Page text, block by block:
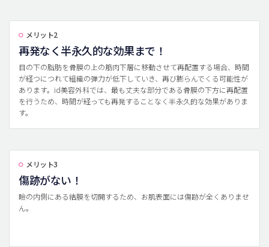
メリット2
再発なく半永久的な効果まで！
目の下の脂肪を骨膜の上の筋肉下層に移動させて再配置する場合、時間
が経つにつれて組織の弾力が低下していき、再び膨らんでくる可能性が
あります。id美容外科では、最も丈夫な部分である骨膜の下方に再配置
を行うため、時間が経っても再発することなく半永久的な効果がありま
す。
メリット3
傷跡がない！
瞼の内側にある結膜を切開するため、お肌表面には傷跡が全くありませ
ん。